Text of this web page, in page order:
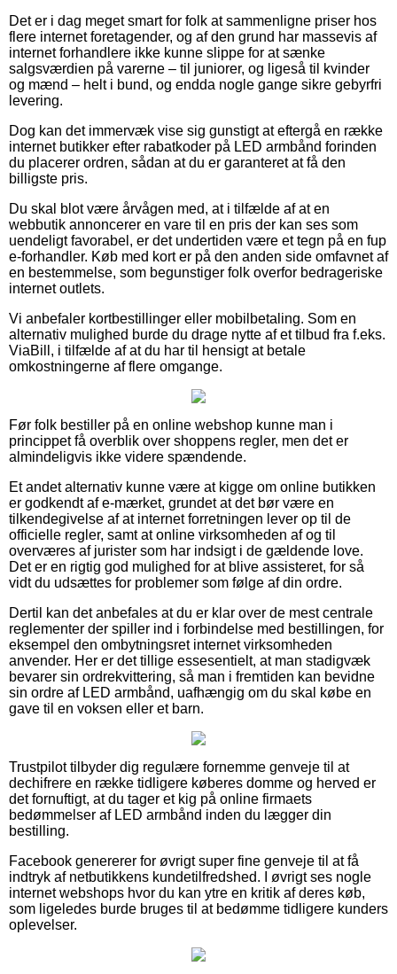
Det er i dag meget smart for folk at sammenligne priser hos
flere internet foretagender, og af den grund har massevis af
internet forhandlere ikke kunne slippe for at sænke
salgsværdien på varerne – til juniorer, og ligeså til kvinder
og mænd – helt i bund, og endda nogle gange sikre gebyrfri
levering.
Dog kan det immervæk vise sig gunstigt at eftergå en række
internet butikker efter rabatkoder på LED armbånd forinden
du placerer ordren, sådan at du er garanteret at få den
billigste pris.
Du skal blot være årvågen med, at i tilfælde af at en
webbutik annoncerer en vare til en pris der kan ses som
uendeligt favorabel, er det undertiden være et tegn på en fup
e-forhandler. Køb med kort er på den anden side omfavnet af
en bestemmelse, som begunstiger folk overfor bedrageriske
internet outlets.
Vi anbefaler kortbestillinger eller mobilbetaling. Som en
alternativ mulighed burde du drage nytte af et tilbud fra f.eks.
ViaBill, i tilfælde af at du har til hensigt at betale
omkostningerne af flere omgange.
Før folk bestiller på en online webshop kunne man i
princippet få overblik over shoppens regler, men det er
almindeligvis ikke videre spændende.
Et andet alternativ kunne være at kigge om online butikken
er godkendt af e-mærket, grundet at det bør være en
tilkendegivelse af at internet forretningen lever op til de
officielle regler, samt at online virksomheden af og til
overværes af jurister som har indsigt i de gældende love.
Det er en rigtig god mulighed for at blive assisteret, for så
vidt du udsættes for problemer som følge af din ordre.
Dertil kan det anbefales at du er klar over de mest centrale
reglementer der spiller ind i forbindelse med bestillingen, for
eksempel den ombytningsret internet virksomheden
anvender. Her er det tillige essesentielt, at man stadigvæk
bevarer sin ordrekvittering, så man i fremtiden kan bevidne
sin ordre af LED armbånd, uafhængig om du skal købe en
gave til en voksen eller et barn.
Trustpilot tilbyder dig regulære fornemme genveje til at
dechifrere en række tidligere køberes domme og herved er
det fornuftigt, at du tager et kig på online firmaets
bedømmelser af LED armbånd inden du lægger din
bestilling.
Facebook genererer for øvrigt super fine genveje til at få
indtryk af netbutikkens kundetilfredshed. I øvrigt ses nogle
internet webshops hvor du kan ytre en kritik af deres køb,
som ligeledes burde bruges til at bedømme tidligere kunders
oplevelser.